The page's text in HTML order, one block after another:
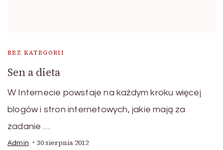
BEZ KATEGORII
Sen a dieta
W Internecie powstaje na każdym kroku więcej
blogów i stron internetowych, jakie mają za
zadanie …
Admin 30 sierpnia 2012